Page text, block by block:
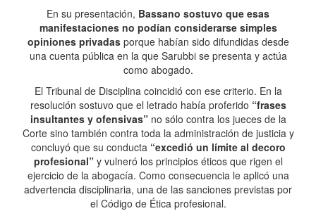
En su presentación, Bassano sostuvo que esas
manifestaciones no podían considerarse simples
opiniones privadas porque habían sido difundidas desde
una cuenta pública en la que Sarubbi se presenta y actúa
como abogado.
El Tribunal de Disciplina coincidió con ese criterio. En la
resolución sostuvo que el letrado había proferido “frases
insultantes y ofensivas” no sólo contra los jueces de la
Corte sino también contra toda la administración de justicia y
concluyó que su conducta“excedió un límite al decoro
profesional”y vulneró los principios éticos que rigen el
ejercicio de la abogacía. Como consecuencia le aplicó una
advertencia disciplinaria, una de las sanciones previstas por
el Código de Ética profesional.